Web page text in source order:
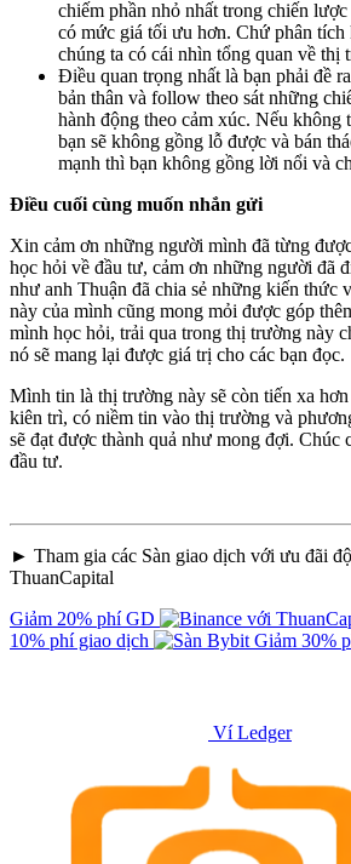
chiếm phần nhỏ nhất trong chiến
có mức giá tối ưu hơn. Chứ phân
chúng ta có cái nhìn tổng quan về thị
Điều quan trọng nhất là bạn phải đề
bản thân và follow theo sát những
hành động theo cảm xúc. Nếu
bạn sẽ không gồng lỗ được và bán
mạnh thì bạn không gồng lời nổi và
Điều cuối cùng muốn nhắn gửi
Xin cảm ơn những người mình đã từng
học hỏi về đầu tư, cảm ơn những người đã
như anh Thuận đã chia sẻ những kiến thức
này của mình cũng mong mỏi được góp
mình học hỏi, trải qua trong thị trường này
nó sẽ mang lại được giá trị cho các bạn đọc.
Mình tin là thị trường này sẽ còn tiến xa
kiên trì, có niềm tin vào thị trường và
sẽ đạt được thành quả như mong đợi. Chúc
đầu tư.
► Tham gia các Sàn giao dịch với ưu đãi
ThuanCapital
Giảm 20% phí GD
10% phí giao dịch
Giảm 30%
Ví Ledger